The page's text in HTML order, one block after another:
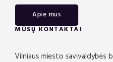
Apie mus
MŪSŲ KONTAKTAI
Vilniaus miesto savivaldybės